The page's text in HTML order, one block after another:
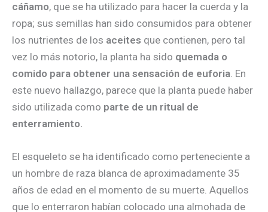
cáñamo, que se ha utilizado para hacer la cuerda y la
ropa; sus semillas han sido consumidos para obtener
los nutrientes de los aceites que contienen, pero tal
vez lo más notorio, la planta ha sido quemada o
comido para obtener una sensación de euforia. En
este nuevo hallazgo, parece que la planta puede haber
sido utilizada como parte de un ritual de
enterramiento.
El esqueleto se ha identificado como perteneciente a
un hombre de raza blanca de aproximadamente 35
años de edad en el momento de su muerte. Aquellos
que lo enterraron habían colocado una almohada de